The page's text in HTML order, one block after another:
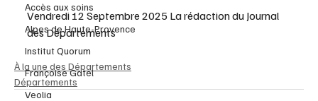
Accès aux soins
Alpes de Haute-Provence
Institut Quorum
Françoise Gatel
Veolia
Vendredi 12 Septembre 2025 La rédaction du Journal
des Départements
À la une des Départements
Départements